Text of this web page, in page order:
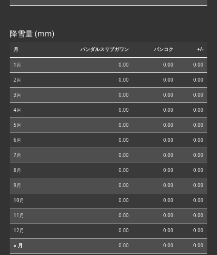
降雪量 (mm)
月 バンダルスリブガワン バンコク +/-
1月 0.00 0.00 0.00
2月 0.00 0.00 0.00
3月 0.00 0.00 0.00
4月 0.00 0.00 0.00
5月 0.00 0.00 0.00
6月 0.00 0.00 0.00
7月 0.00 0.00 0.00
8月 0.00 0.00 0.00
9月 0.00 0.00 0.00
10月 0.00 0.00 0.00
11月 0.00 0.00 0.00
12月 0.00 0.00 0.00
⌀ 月 0.00 0.00 0.00